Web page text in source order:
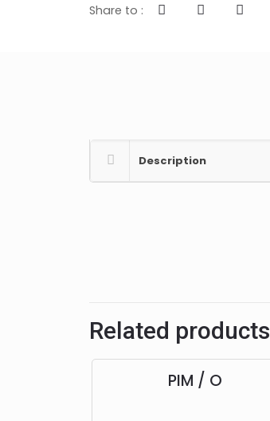
Share to :
Description
Related products
PIM / O